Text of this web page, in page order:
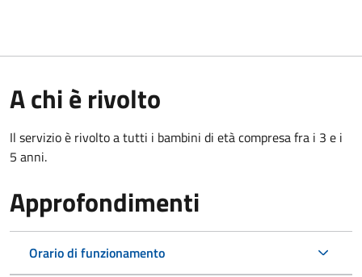
A chi è rivolto
Il servizio è rivolto a tutti i bambini di età compresa fra i 3 e i
5 anni.
Approfondimenti
Orario di funzionamento